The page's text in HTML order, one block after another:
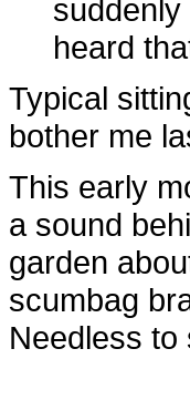
heard
Typical
bother me
This early
a sound
garden
scumbag
Needless to